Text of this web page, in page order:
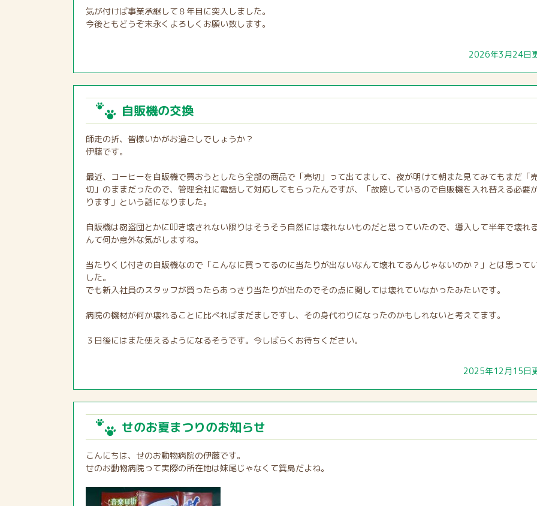
気が付けば事業承継して８年目に突入しました。
今後ともどうぞ末永くよろしくお願い致します。
2026年3月24日
自販機の交換
師走の折、皆様いかがお過ごしでしょうか？
伊藤です。
最近、コーヒーを自販機で買おうとしたら全部の商品で「売切」って出てまして、夜が明けて朝また見てみてもまだ「
切」のままだったので、管理会社に電話して対応してもらったんですが、「故障しているので自販機を入れ替える必要
ります」という話になりました。
自販機は窃盗団とかに叩き壊されない限りはそうそう自然には壊れないものだと思っていたので、導入して半年で壊れ
んて何か意外な気がしますね。
当たりくじ付きの自販機なので「こんなに買ってるのに当たりが出ないなんて壊れてるんじゃないのか？」とは思って
した。
でも新入社員のスタッフが買ったらあっさり当たりが出たのでその点に関しては壊れていなかったみたいです。
病院の機材が何か壊れることに比べればまだましですし、その身代わりになったのかもしれないと考えてます。
３日後にはまた使えるようになるそうです。今しばらくお待ちください。
2025年12月15日
せのお夏まつりのお知らせ
こんにちは、せのお動物病院の伊藤です。
せのお動物病院って実際の所在地は妹尾じゃなくて箕島だよね。